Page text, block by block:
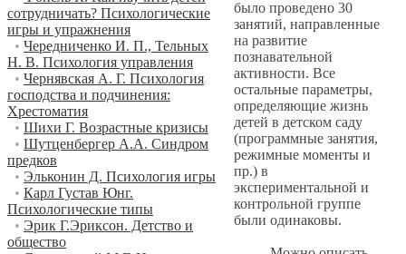
сотрудничать? Психологические
игры и упражнения
• Чередниченко И. П., Тельных
Н. В. Психология управления
• Чернявская А. Г. Психология
господства и подчинения:
Хрестоматия
• Шихи Г. Возрастные кризисы
• Шутценбергер А.А. Синдром
предков
• Эльконин Д. Психология игры
• Карл Густав Юнг.
Психологические типы
• Эрик Г.Эриксон. Детство и
общество
было проведено 30
занятий, направленные
на развитие
познавательной
активности. Все
остальные параметры,
определяющие жизнь
детей в детском саду
(программные занятия,
режимные моменты и
пр.) в
экспериментальной и
контрольной группе
были одинаковы.